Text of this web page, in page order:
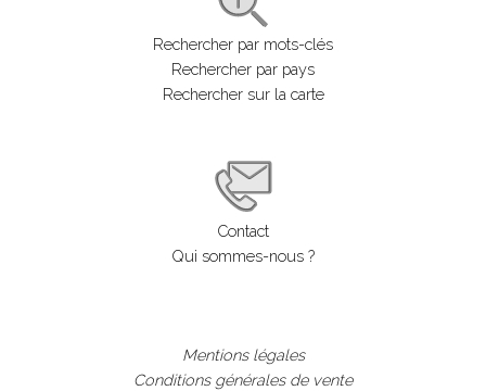
Rechercher par mots-clés
Rechercher par pays
Rechercher sur la carte
Contact
Qui sommes-nous ?
Mentions légales
Conditions générales de vente